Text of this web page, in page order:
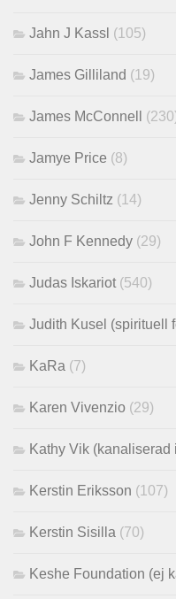
Jahn J Kassl (105)
James Gilliland (19)
James McConnell
Jamye Price (8)
Jenny Schiltz (14)
John F Kennedy (29)
Judas Iskariot (540)
Judith Kusel (spirituell
KaRa (7)
Karen Vivenzio (29)
Kathy Vik (kanaliserad
Kerstin Eriksson (107)
Kerstin Sisilla (70)
Keshe Foundation (ej